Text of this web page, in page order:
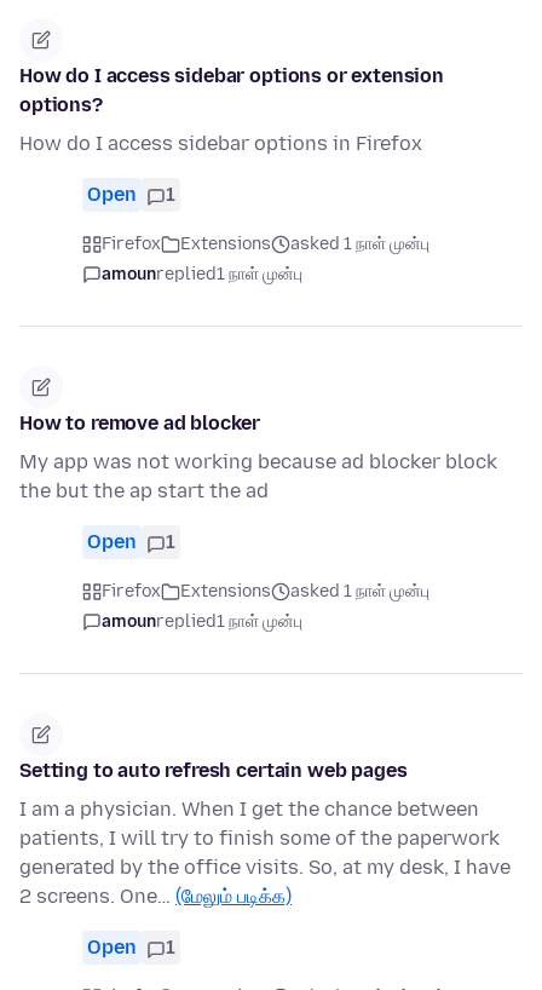
How do I access sidebar options or extension
options?
How do I access sidebar options in Firefox
Open 1
Firefox Extensions
asked 1 நாள் முன்பு
amounreplied1 நாள் முன்பு
How to remove ad blocker
My app was not working because ad blocker block
the but the ap start the ad
Open 1
Firefox Extensions
asked 1 நாள் முன்பு
amounreplied1 நாள் முன்பு
Setting to auto refresh certain web pages
I am a physician. When I get the chance between
patients, I will try to finish some of the paperwork
generated by the office visits. So, at my desk, I have
2 screens. One… (மேலும் படிக்க)
Open 1